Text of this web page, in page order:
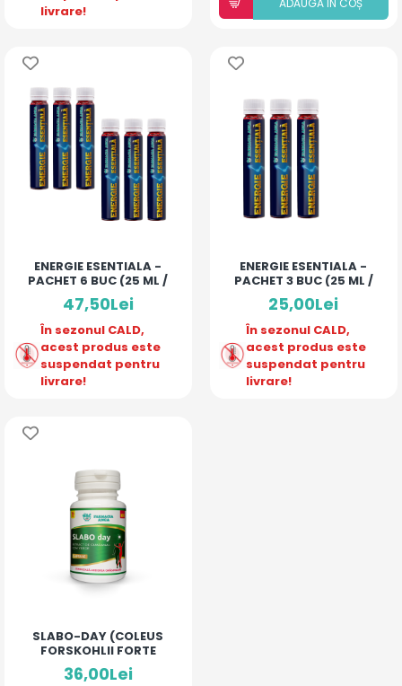
livrare!
ADAUGÃ ÎN COȘ
ENERGIE ESENTIALA -
PACHET 6 BUC (25 ML /
MONODOZA)
47,50Lei
În sezonul CALD,
acest produs este
suspendat pentru
livrare!
ENERGIE ESENTIALA -
PACHET 3 BUC (25 ML /
MONODOZA)
25,00Lei
În sezonul CALD,
acest produs este
suspendat pentru
livrare!
SLABO-DAY (COLEUS
FORSKOHLII FORTE
40MG)
36,00Lei